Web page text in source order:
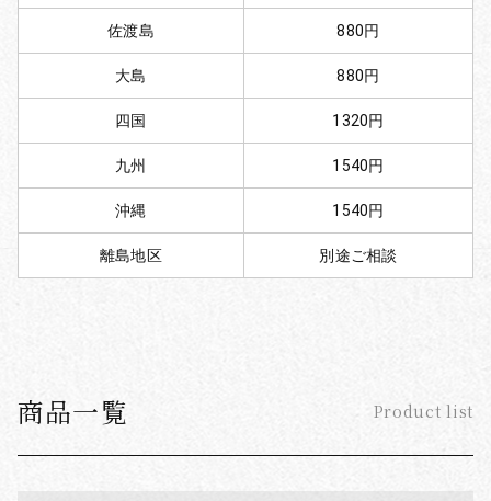
商品一覧 Product list
佐渡島 880円
大島 880円
四国 1320円
九州 1540円
沖縄 1540円
離島地区 別途ご相談